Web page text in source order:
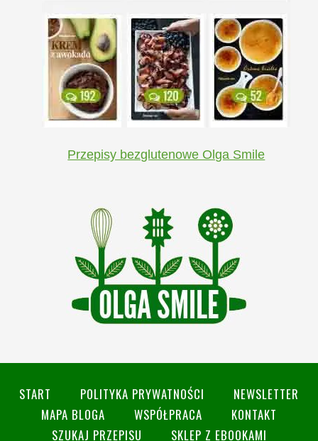
Przepisy bezglutenowe Olga Smile
START POLITYKA PRYWATNOŚCI
NEWSLETTER
MAPA BLOGA
WSPÓŁPRACA
KONTAKT
SZUKAJ PRZEPISU
SKLEP Z EBOOKAMI